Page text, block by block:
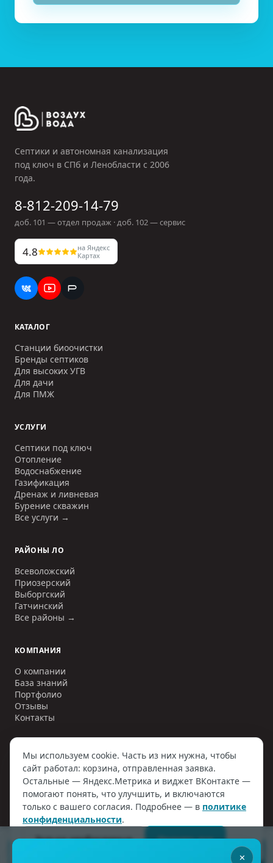
Септики и автономная канализация
под ключ в СПб и Ленобласти с 2006
года.
8-812-209-14-79
доб. 101 — отдел продаж · доб. 102— сервис
4.8
на Яндекс
Картах
КАТАЛОГ
Станции биоочистки
Бренды септиков
Для высоких УГВ
Для дачи
Для ПМЖ
УСЛУГИ
Септики под ключ
Отопление
Водоснабжение
Газификация
Дренаж и ливневая
Бурение скважин
Все услуги →
РАЙОНЫ ЛО
Всеволожский
Приозерский
Выборгский
Гатчинский
Все районы →
КОМПАНИЯ
О компании
База знаний
Портфолио
Отзывы
Контакты
©2006–2026ООО «ИНЖЕНЕРНЫЕ СЕТИ». ИНН7810797884
права защищены.
Политика конфиденциальностиДоговор оферты
Согласие на обработку ПД
Наверх
✕
Мы используем cookie. Часть из них нужна, чтобы
сайт работал: корзина, отправленная заявка.
Остальные — Яндекс.Метрика и виджет ВКонтакте —
помогают понять, что улучшить, и включаются
только с вашего согласия. Подробнее — в политике
конфиденциальности.
Только необходимые
Принять все